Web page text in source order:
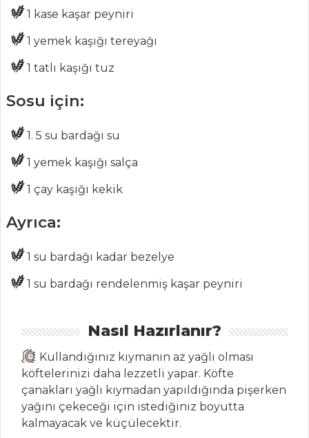
Otlu Ve Susamlı
Levrek
Ahtapot
Balık Yemekleri
Tüm Tarifleri
ÇORBALAR
Patlıcanlı Domates
Ezogelin Çorbası
Portakallı Havuç
MASTERCHEF
En lezzetli
Karadeniz tarifi ve
yapılışı
1 kase kaşar peyniri
1 yemek kaşığı tereyağı
1 tatlı kaşığı tuz
Sosu için:
1. 5 su bardağı su
1 yemek kaşığı salça
1 çay kaşığı kekik
Ayrıca:
1 su bardağı kadar bezelye
1 su bardağı rendelenmiş kaşar peyniri
Nasıl Hazırlanır?
Kullandığınız kıymanın az yağlı olması
köftelerinizi daha lezzetli yapar. Köfte
çanakları yağlı kıymadan yapıldığında pişerken
yağını çekeceği için istediğiniz boyutta
kalmayacak ve küçülecektir.